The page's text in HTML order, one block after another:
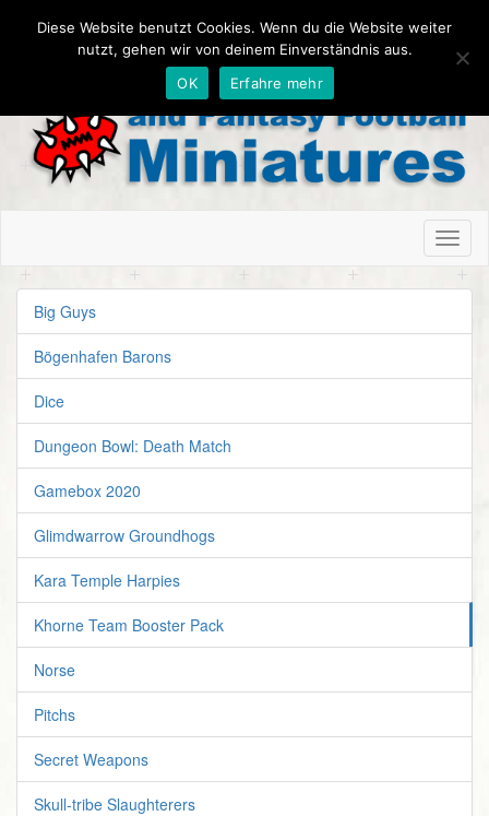
Big Guys
Bögenhafen Barons
Dice
Dungeon Bowl: Death Match
Gamebox 2020
Glimdwarrow Groundhogs
Kara Temple Harpies
Khorne Team Booster Pack
Norse
Pitchs
Secret Weapons
Skull-tribe Slaughterers
Diese Website benutzt Cookies. Wenn du die Website weiter
nutzt, gehen wir von deinem Einverständnis aus.
OK
Erfahre mehr